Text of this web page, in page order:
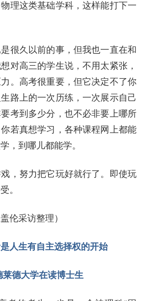
理这类基础学科，这样能打下一
很久以前的事，但我也一直在和
对高三的学生说，不用太紧张，
。高考很重要，但它决定不了你
路上的一次历练，一次展示自己
考到多少分，也不必非要上哪所
若真想学习，各种课程网上都能
，到哪儿都能学。
，努力把它玩好就行了。即使玩
。
伦采访整理）
人生有自主选择权的开始
德大学在读博士生